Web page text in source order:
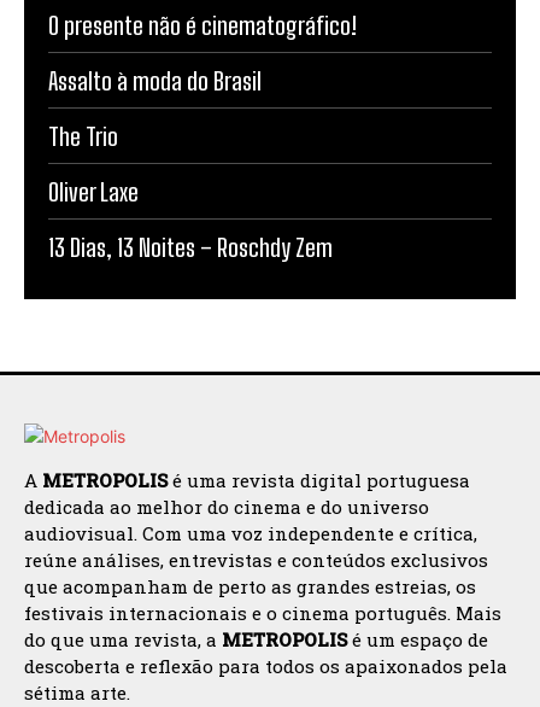
O presente não é cinematográfico!
Assalto à moda do Brasil
The Trio
Oliver Laxe
13 Dias, 13 Noites – Roschdy Zem
A METROPOLISé uma revista digital portuguesa
dedicada ao melhor do cinema e do universo
audiovisual. Com uma voz independente e crítica,
reúne análises, entrevistas e conteúdos exclusivos
que acompanham de perto as grandes estreias, os
festivais internacionais e o cinema português. Mais
do que uma revista, a METROPOLISé um espaço de
descoberta e reflexão para todos os apaixonados pela
sétima arte.